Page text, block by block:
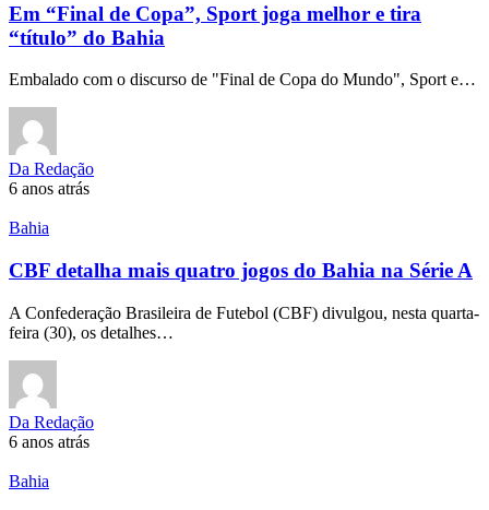
Em “Final de Copa”, Sport joga melhor e tira
“título” do Bahia
Embalado com o discurso de "Final de Copa do Mundo", Sport e…
Da Redação
6 anos atrás
Bahia
CBF detalha mais quatro jogos do Bahia na Série A
A Confederação Brasileira de Futebol (CBF) divulgou, nesta quarta-
feira (30), os detalhes…
Da Redação
6 anos atrás
Bahia